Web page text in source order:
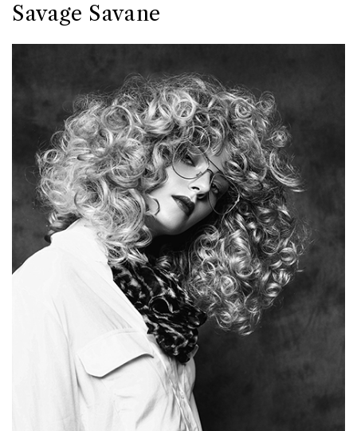
Savage Savane